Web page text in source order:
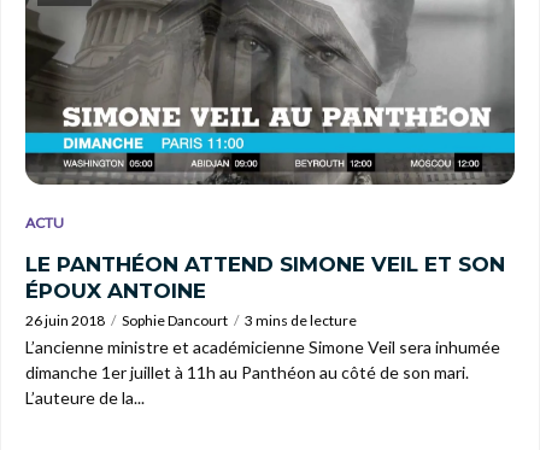
ACTU
LE PANTHÉON ATTEND SIMONE VEIL ET SON
ÉPOUX ANTOINE
26 juin 2018 Sophie Dancourt 3 mins de lecture
L’ancienne ministre et académicienne Simone Veil sera inhumée
dimanche 1er juillet à 11h au Panthéon au côté de son mari.
L’auteure de la...